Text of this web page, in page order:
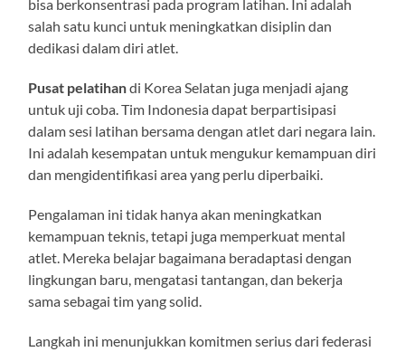
bisa berkonsentrasi pada program latihan. Ini adalah
salah satu kunci untuk meningkatkan disiplin dan
dedikasi dalam diri atlet.
Pusat pelatihandi Korea Selatan juga menjadi ajang
untuk uji coba. Tim Indonesia dapat berpartisipasi
dalam sesi latihan bersama dengan atlet dari negara lain.
Ini adalah kesempatan untuk mengukur kemampuan diri
dan mengidentifikasi area yang perlu diperbaiki.
Pengalaman ini tidak hanya akan meningkatkan
kemampuan teknis, tetapi juga memperkuat mental
atlet. Mereka belajar bagaimana beradaptasi dengan
lingkungan baru, mengatasi tantangan, dan bekerja
sama sebagai tim yang solid.
Langkah ini menunjukkan komitmen serius dari federasi